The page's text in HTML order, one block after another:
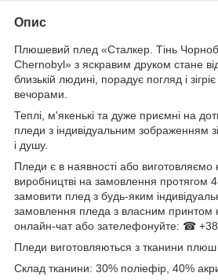
Опис
Плюшевий плед «Сталкер. Тінь
Chernobyl» з яскравим друком стане
близькій людині, порадує погляд і
вечорами.
Теплі, м'якенькі та дуже приємні на
пледи з індивідуальним зображенням
і душу.
Пледи є в наявності або
виробництві на замовлення протягом
замовити плед з будь-яким
замовлення пледа з власним принтом
онлайн-чат або зателефонуйте: ☎
Пледи виготовляються з тканини плюш
Склад тканини: 30% поліефір, 40%